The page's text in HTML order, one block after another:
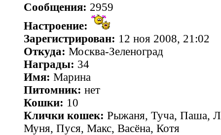
Сообщения: 2959
Настроение:
Зарегистрирован: 12 ноя 2008, 21:02
Откуда: Москва-Зеленоград
Награды: 34
Имя: Марина
Питомник: нет
Кошки: 10
Клички кошек: Рыжаня, Туча, Паша,
Муня, Пуся, Макс, Васёна, Котя